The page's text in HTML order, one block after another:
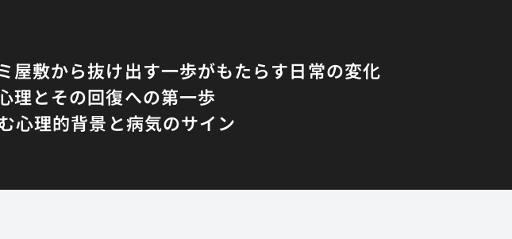
屋敷から抜け出す一歩がもたらす日常の変化
理とその回復への第一歩
心理的背景と病気のサイン